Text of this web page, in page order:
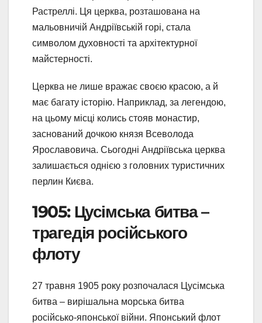
Растреллі. Ця церква, розташована на
мальовничій Андріївській горі, стала
символом духовності та архітектурної
майстерності.
Церква не лише вражає своєю красою, а й
має багату історію. Наприклад, за легендою,
на цьому місці колись стояв монастир,
заснований дочкою князя Всеволода
Ярославовича. Сьогодні Андріївська церква
залишається однією з головних туристичних
перлин Києва.
1905: Цусімська битва –
трагедія російського
флоту
27 травня 1905 року розпочалася Цусімська
битва – вирішальна морська битва
російсько-японської війни. Японський флот